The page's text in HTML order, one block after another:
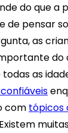
do que a
de pensar
as
do
as
com tópicos
Existem